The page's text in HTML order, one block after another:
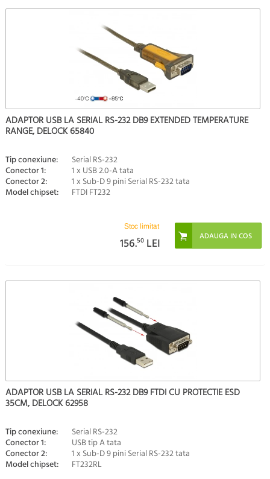
ADAPTOR USB LA SERIAL RS-232 DB9 EXTENDED TEMPERATURE
RANGE, DELOCK 65840
Tip conexiune: Serial RS-232
Conector 1: 1 x USB 2.0-A tata
Conector 2: 1 x Sub-D 9 pini Serial RS-232 tata
Model chipset: FTDI FT232
Stoc limitat
156.50 LEI
ADAPTOR USB LA SERIAL RS-232 DB9 FTDI CU PROTECTIE ESD
35CM, DELOCK 62958
Tip conexiune: Serial RS-232
Conector 1: USB tip A tata
Conector 2: 1 x Sub-D 9 pini Serial RS-232 tata
Model chipset: FT232RL